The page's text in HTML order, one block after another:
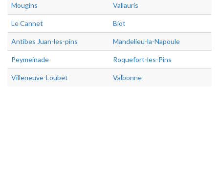
Mougins Vallauris
Le Cannet Biot
Antibes Juan-les-pins Mandelieu-la-Napoule
Peymeinade Roquefort-les-Pins
Villeneuve-Loubet Valbonne